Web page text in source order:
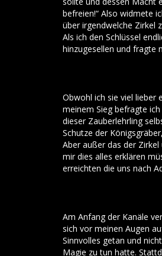
befreien!“ Also widmete
über irgendwelche Zirkel
Als ich den Schlüssel
hinzugesellen und fragte
Obwohl ich sie viel lieber
meinem Sieg befragte
dieser Zauberlehrling
Schutze der
Aber außer das der
mir dies alles erklären
erreichten die uns nach
Am Anfang der Kanäle
sich vor meinen Augen
Sinnvolles getan und
Magie zu tun hatte.